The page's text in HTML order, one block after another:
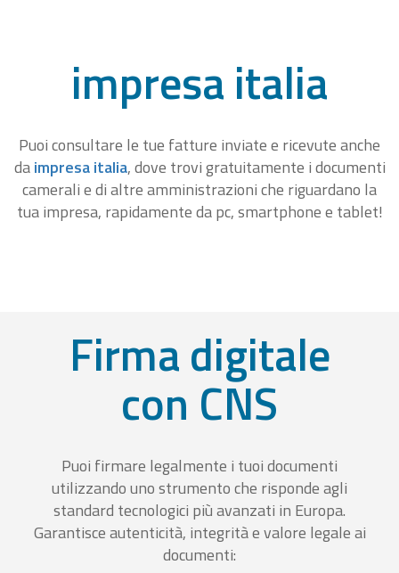
impresa italia
Puoi consultare le tue fatture inviate e ricevute anche
daimpresa italia, dove trovi gratuitamente i documenti
camerali e di altre amministrazioni che riguardano la
tua impresa, rapidamente da pc, smartphone e tablet!
Firma digitale
con CNS
Puoi firmare legalmente i tuoi documenti
utilizzando uno strumento che risponde agli
standard tecnologici più avanzati in Europa.
Garantisce autenticità, integrità e valore legale ai
documenti: